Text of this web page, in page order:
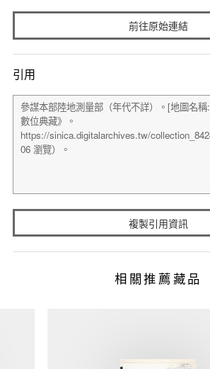
前往原始連結
引用
複製引用資訊
相關推薦藏品